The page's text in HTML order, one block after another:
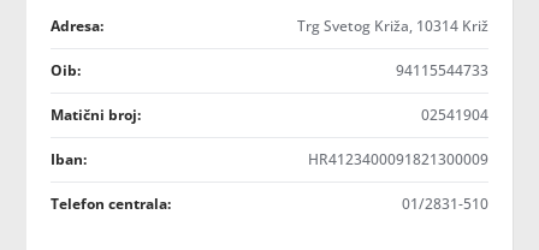
Adresa: Trg Svetog Križa, 10314 Križ
Oib: 94115544733
Matični broj: 02541904
Iban: HR4123400091821300009
Telefon centrala: 01/2831-510